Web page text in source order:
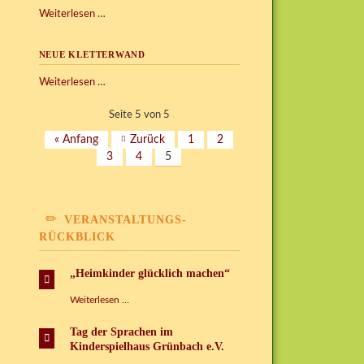
Weiterlesen …
auf
Außengelände
NEUE KLETTERWAND
Weiterlesen …
Seite 5 von 5
« Anfang Zurück 1
2
3
4 5
VERANSTALTUNGS-
RÜCKBLICK
„Heimkinder glücklich machen“
Weiterlesen …
machen“
Tag der Sprachen im
Kinderspielhaus Grünbach e.V.